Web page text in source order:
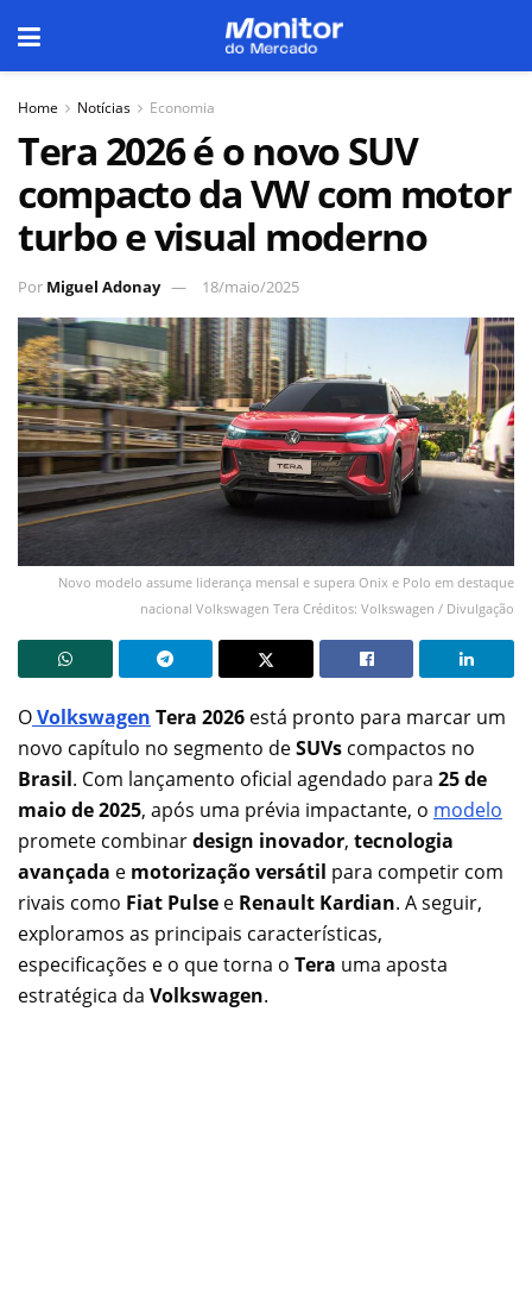
Home Notícias Economia
Tera 2026 é o novo SUV
compacto da VW com motor
turbo e visual moderno
Por Miguel Adonay 18/maio/2025
Novo modelo assume liderança mensal e supera Onix e Polo em destaque
nacional Volkswagen Tera Créditos: Volkswagen / Divulgação
OVolkswagen Tera 2026 está pronto para marcar um
novo capítulo no segmento deSUVs compactos no
Brasil. Com lançamento oficial agendado para 25 de
maio de 2025, após uma prévia impactante, o modelo
promete combinardesign inovador, tecnologia
avançada e motorização versátil para competir com
rivais como Fiat Pulse e Renault Kardian. A seguir,
exploramos as principais características,
especificações e o que torna o Tera uma aposta
estratégica da Volkswagen.